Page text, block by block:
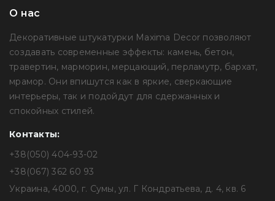
О нас
Декоративные штукатурки Maxima Decor позволяют
создавать современные эффекты: камень, бетон,
травертин, марморин, мерцающий, перламутр, бархат,
мрамор. Они впишутся как в яркие, сверкающие
интерьеры, так и подойдут для сдержанных и
спокойных стилей.
Контакты:
+38(050) 404-93-02
+38(067) 362 60 93
Украина, 4000, г. Сумы, ул. Г Кондратьева, д. 4, кв. 6